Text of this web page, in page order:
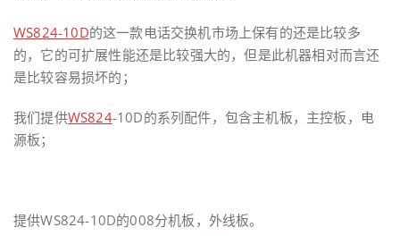
WS824-10D的这一款电话交换机市场上保有的还是比较多
的，它的可扩展性能还是比较强大的，但是此机器相对而言还
是比较容易损坏的；
我们提供WS824-10D的系列配件，包含主机板，主控板，电
源板；
提供WS824-10D的008分机板，外线板。